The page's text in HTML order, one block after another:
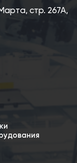
Марта, стр. 267А,